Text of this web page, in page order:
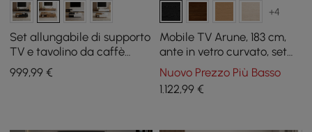
Set allungabile di supporto
TV e tavolino da caffè
Quoint
999,99 €
+4
Mobile TV Arune, 183 cm,
ante in vetro curvato, set
tavolino da caffè con
contenitore e LED
Nuovo Prezzo Più Basso
1.122,99€